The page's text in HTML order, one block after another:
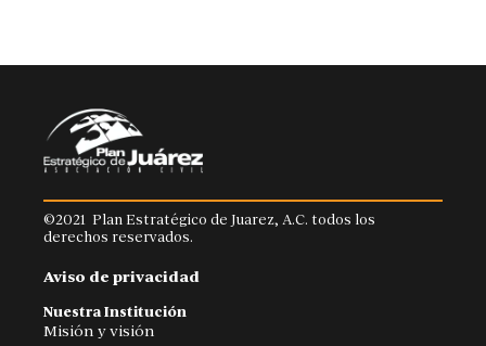
©2021 Plan Estratégico de Juarez, A.C. todos los
derechos reservados.
Aviso de privacidad
Nuestra Institución
Misión y visión